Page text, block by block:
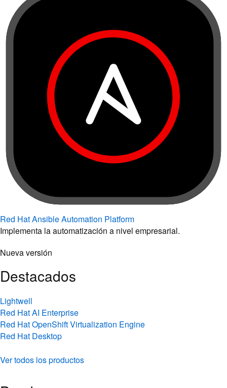
Red Hat Ansible Automation Platform
Implementa la automatización a nivel empresarial.
Nueva versión
Lightwell
Red Hat AI Enterprise
Red Hat Desktop
Ver todos los productos
Prueba y compra
Prueba gratis